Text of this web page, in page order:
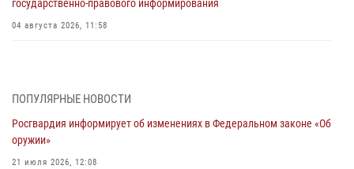
государственно-правового информирования
04 августа 2026, 11:58
03 августа 2026, 17:21
21 единицу оружия изъяли Псковские росгвардейцы за неделю
03 августа 2026, 14:10
ПОПУЛЯРНЫЕ НОВОСТИ
Росгвардия информирует об изменениях в Федеральном законе «Об
оружии»
21 июля 2026, 12:08